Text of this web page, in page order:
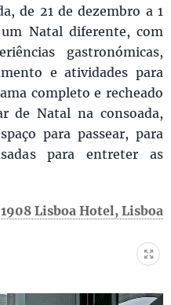
de 21 de dezembro a 1
Natal diferente, com
gastronómicas,
e atividades para
completo e recheado
de Natal na consoada,
para passear, para
para entreter as
Lisboa Hotel, Lisboa